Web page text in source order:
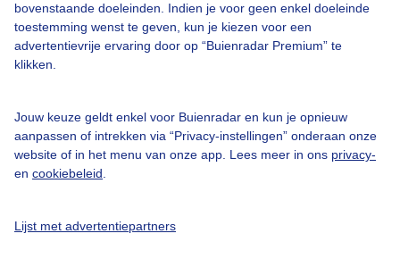
bovenstaande doeleinden. Indien je voor geen enkel doeleinde
toestemming wenst te geven, kun je kiezen voor een
advertentievrije ervaring door op “Buienradar Premium” te
klikken.
Jouw keuze geldt enkel voor Buienradar en kun je opnieuw
aanpassen of intrekken via “Privacy-instellingen” onderaan onze
website of in het menu van onze app. Lees meer in ons privacy-
en cookiebeleid
Lijst met advertentiepartners
Toegankelijkheid
Gebruikersvoorwaarden
Buienradar Team
Privacy beleid
Cookie beleid
Gratis weerdata